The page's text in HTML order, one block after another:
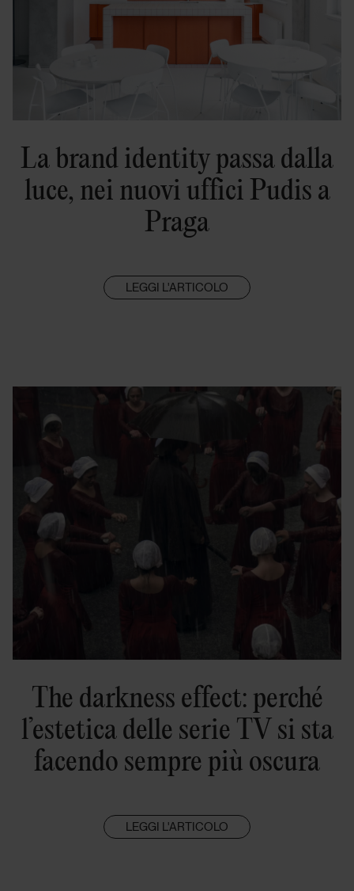
La brand identity passa dalla
luce, nei nuovi uffici Pudis a
Praga
LEGGI L'ARTICOLO
The darkness effect: perché
l’estetica delle serie TV si sta
facendo sempre più oscura
LEGGI L'ARTICOLO